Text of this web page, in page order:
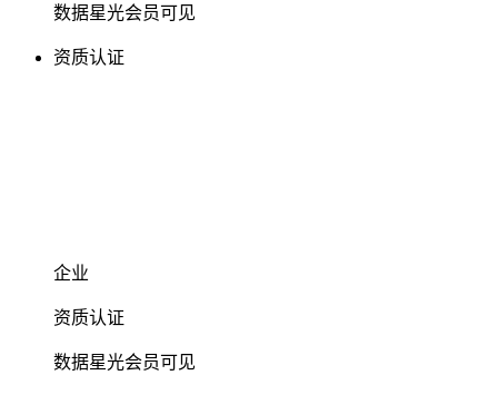
数据星光会员可见
资质认证
企业
资质认证
数据星光会员可见